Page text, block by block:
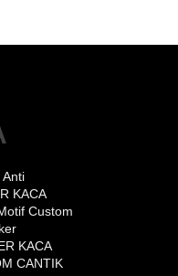
KACA
Custom
KACA
CANTIK